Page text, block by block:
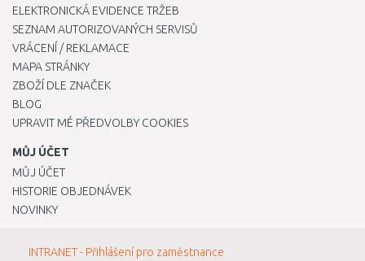
ELEKTRONICKÁ EVIDENCE TRŽEB
SEZNAM AUTORIZOVANÝCH SERVISŮ
VRÁCENÍ / REKLAMACE
MAPA STRÁNKY
ZBOŽÍ DLE ZNAČEK
BLOG
UPRAVIT MÉ PŘEDVOLBY COOKIES
MŮJ ÚČET
MŮJ ÚČET
HISTORIE OBJEDNÁVEK
NOVINKY
INTRANET - Přihlášení pro zaměstnance